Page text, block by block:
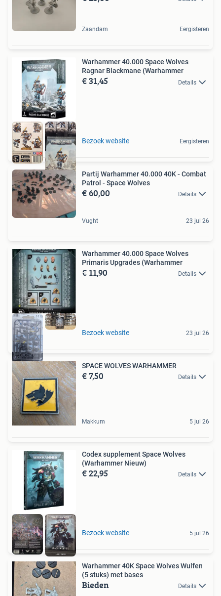
Zaandam Eergisteren
Warhammer 40.000 Space Wolves
Ragnar Blackmane (Warhammer
€ 31,45 Details
Bezoek website Eergisteren
Partij Warhammer 40.000 40K - Combat
Patrol - Space Wolves
€ 60,00 Details
Vught 23 jul 26
Warhammer 40.000 Space Wolves
Primaris Upgrades (Warhammer
€ 11,90 Details
Bezoek website 23 jul 26
SPACE WOLVES WARHAMMER
€ 7,50 Details
Makkum 5 jul 26
Codex supplement Space Wolves
(Warhammer Nieuw)
€ 22,95 Details
Bezoek website 5 jul 26
Warhammer 40K Space Wolves Wulfen
(5 stuks) met bases
Bieden Details